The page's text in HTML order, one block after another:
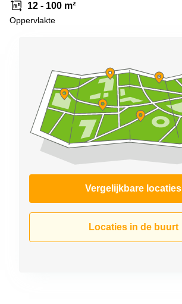
Coworking
space
Kantoor
Huren
Hengelo
Bedrijfsruimte
Huren in
12 - 100 m²
Oppervlakte
Vergelijkbare locaties
Locaties in de buurt